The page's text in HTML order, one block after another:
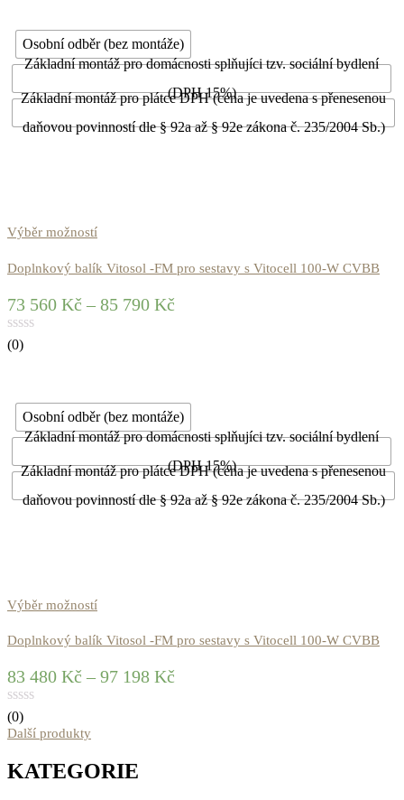
Osobní odběr (bez montáže)
Základní montáž pro domácnosti splňujíci tzv. sociální bydlení
(DPH 15%)
Základní montáž pro plátce DPH (cena je uvedena s přenesenou
daňovou povinností dle § 92a až § 92e zákona č. 235/2004 Sb.)
Výběr možností
Doplnkový balík Vitosol -FM pro sestavy s Vitocell 100-W CVBB
73 560 Kč – 85 790 Kč
(0)
Osobní odběr (bez montáže)
Základní montáž pro domácnosti splňujíci tzv. sociální bydlení
(DPH 15%)
Základní montáž pro plátce DPH (cena je uvedena s přenesenou
daňovou povinností dle § 92a až § 92e zákona č. 235/2004 Sb.)
Výběr možností
Doplnkový balík Vitosol -FM pro sestavy s Vitocell 100-W CVBB
83 480 Kč – 97 198 Kč
(0)
Další produkty
KATEGORIE